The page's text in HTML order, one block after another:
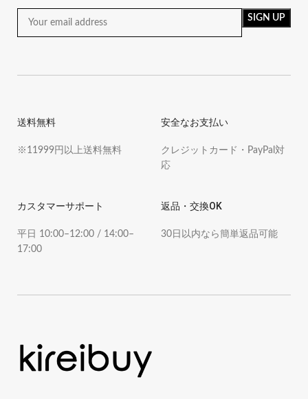
送料無料
※11999円以上送料無料
安全なお支払い
クレジットカード・PayPal対
応
カスタマーサポート
平日 10:00–12:00 / 14:00–
17:00
返品・交換OK
30日以内なら簡単返品可能